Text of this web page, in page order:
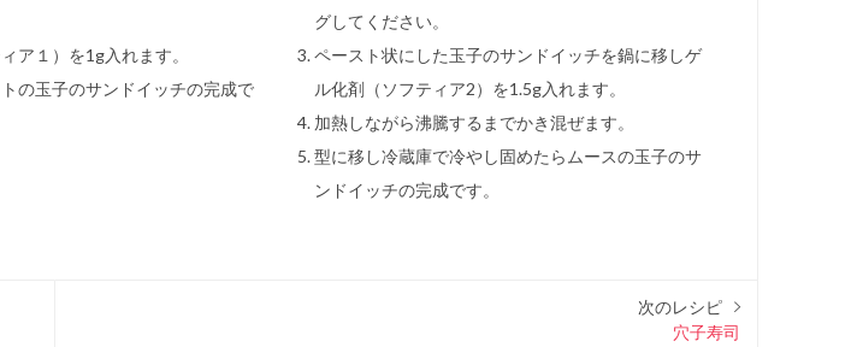
ア１）を1g入れます。
の玉子のサンドイッチの完成で
グしてください。
ペースト状にした玉子のサンドイッチを鍋に移しゲ
ル化剤（ソフティア2）を1.5g入れます。
加熱しながら沸騰するまでかき混ぜます。
型に移し冷蔵庫で冷やし固めたらムースの玉子のサ
ンドイッチの完成です。
次のレシピ
穴子寿司